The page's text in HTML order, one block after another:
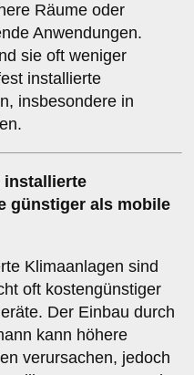
Räume oder
Anwendungen.
sie oft weniger
installierte
insbesondere in
installierte
günstiger als mobile
Klimaanlagen sind
oft kostengünstiger
Der Einbau durch
kann höhere
verursachen, jedoch